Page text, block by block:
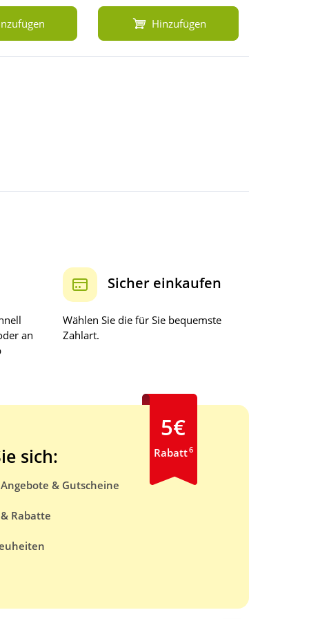
Hinzufügen
an
Sicher einkaufen
Wählen Sie die für Sie bequemste
Zahlart.
sich:
& Gutscheine
Rabatte
5€
Rabatt6